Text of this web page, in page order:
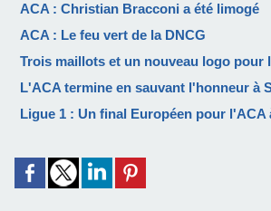
ACA : Christian Bracconi a été limogé
ACA : Le feu vert de la DNCG
Trois maillots et un nouveau logo pour
L'ACA termine en sauvant l'honneur à
Ligue 1 : Un final Européen pour l'ACA